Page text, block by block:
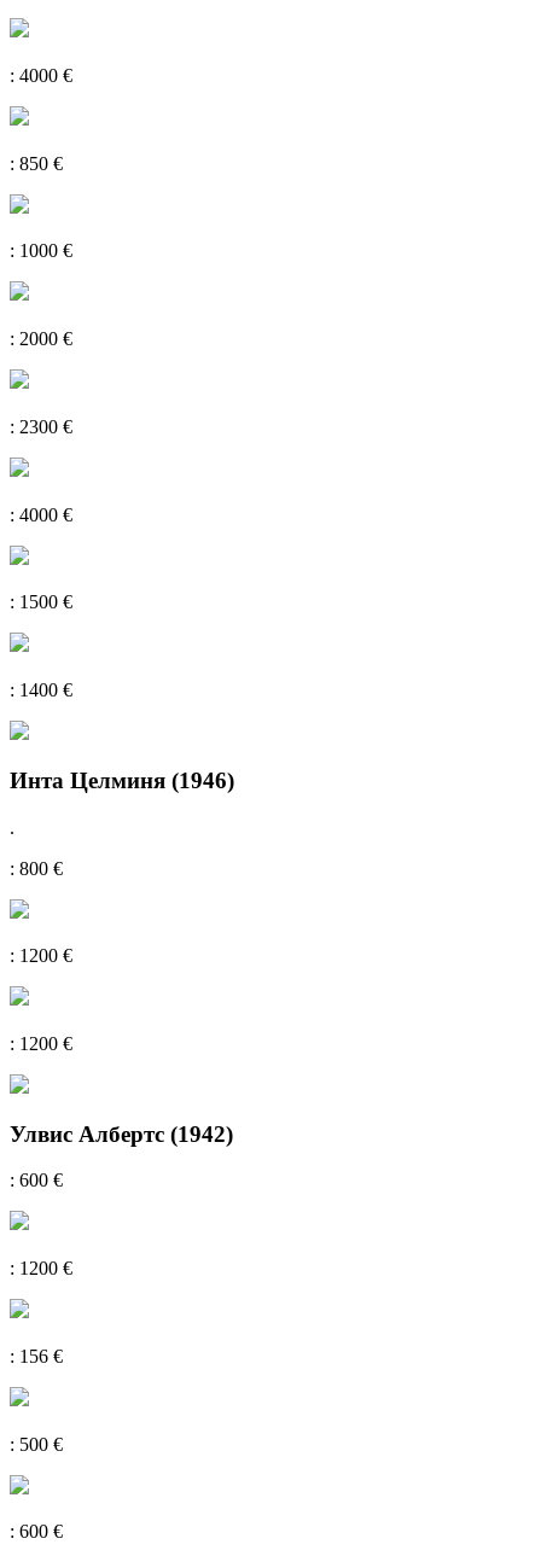
: 4000 €
: 850 €
: 1000 €
: 2000 €
: 2300 €
: 4000 €
: 1500 €
: 1400 €
Инта Целминя (1946)
.
: 800 €
: 1200 €
: 1200 €
Улвис Албертс (1942)
: 600 €
: 1200 €
: 156 €
: 500 €
: 600 €